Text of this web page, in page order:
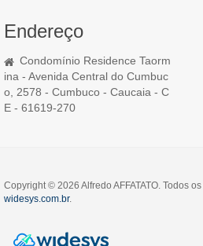
Endereço
Condomínio Residence Taorm
ina - Avenida Central do Cumbuc
o, 2578 - Cumbuco - Caucaia - C
E - 61619-270
Copyright © 2026 Alfredo AFFATATO. Todos
widesys.com.br.